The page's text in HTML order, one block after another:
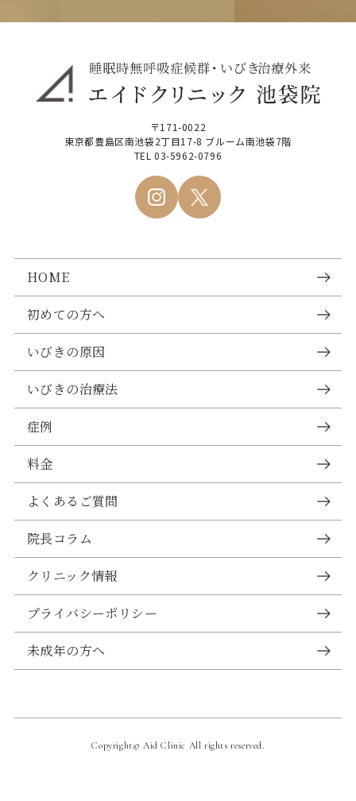
〒171-0022
東京都豊島区南池袋2丁目17-8 ブルーム南池袋7階
TEL 03-5962-0796
HOME
初めての方へ
いびきの原因
いびきの治療法
症例
料金
よくあるご質問
院長コラム
クリニック情報
プライバシーポリシー
未成年の方へ
Copyright© Aid Clinic All rights reserved.